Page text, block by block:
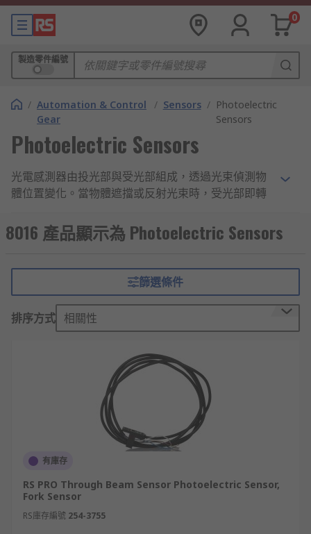
0
製造零件編號
/ Automation & Control
Gear
/ Sensors / Photoelectric
Sensors
Photoelectric Sensors
光電感測器由投光部與受光部組成，透過光束偵測物
體位置變化。當物體遮擋或反射光束時，受光部即轉
光電感測器廣泛用於自動化設備與產線檢測。常見類
型包括對射型、反射型和擴散型，運作方式各異。
光電感測器的種類和其運作
原理
對照型光電感測器
對射型光電感測器由獨立發射器與接收器組成。發射
器持續發射光束，接收器偵測到光束中斷時即輸出電
信號。這類光電感應器不受物體顏色或角度變化影
響，適合長距偵測。
反射型光電感測器
反射型光電感測器將發射器與接收器整合於同一裝
置，需反射板輔助，適合中距偵測。高反射材質建議
加裝偏光濾鏡。
8016 產品顯示為 Photoelectric Sensors
篩選條件
排序方式 相關性
有庫存
RS PRO Through Beam Sensor Photoelectric Sensor,
Fork Sensor
RS庫存編號 254-3755